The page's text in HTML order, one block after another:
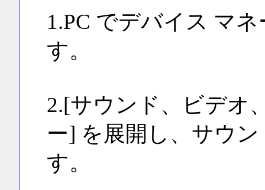
1.PC でデバイス マ
す。
2.[サウンド、ビデオ
ー] を展開し、サウ
す。